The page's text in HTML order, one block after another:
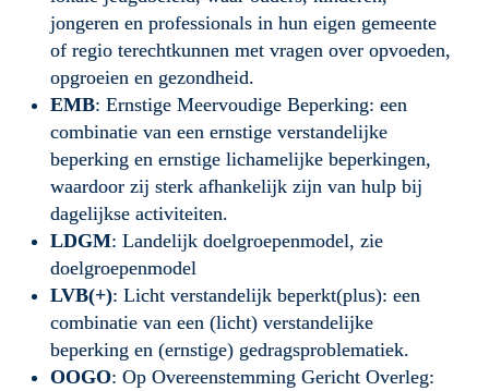
jongeren en professionals in hun eigen gemeente
of regio terechtkunnen met vragen over opvoeden,
opgroeien en gezondheid.
EMB: Ernstige Meervoudige Beperking: een
combinatie van een ernstige verstandelijke
beperking en ernstige lichamelijke beperkingen,
waardoor zij sterk afhankelijk zijn van hulp bij
dagelijkse activiteiten.
LDGM: Landelijk doelgroepenmodel, zie
doelgroepenmodel
LVB(+): Licht verstandelijk beperkt(plus): een
combinatie van een (licht) verstandelijke
beperking en (ernstige) gedragsproblematiek.
OOGO: Op Overeenstemming Gericht Overleg: